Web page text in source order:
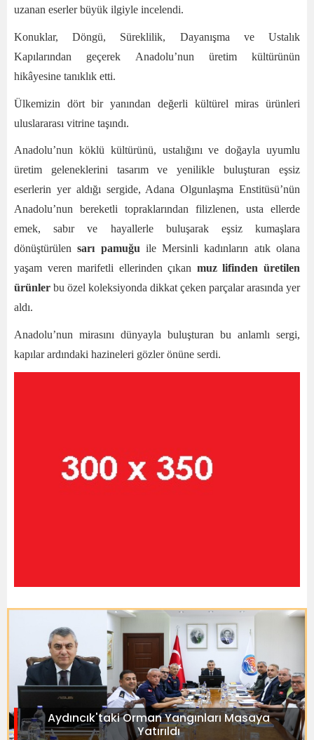
uzanan eserler büyük ilgiyle incelendi.
Konuklar, Döngü, Süreklilik, Dayanışma ve Ustalık
Kapılarından geçerek Anadolu’nun üretim kültürünün
hikâyesine tanıklık etti.
Ülkemizin dört bir yanından değerli kültürel miras ürünleri
uluslararası vitrine taşındı.
Anadolu’nun köklü kültürünü, ustalığını ve doğayla uyumlu
üretim geleneklerini tasarım ve yenilikle buluşturan eşsiz
eserlerin yer aldığı sergide, Adana Olgunlaşma Enstitüsü’nün
Anadolu’nun bereketli topraklarından filizlenen, usta ellerde
emek, sabır ve hayallerle buluşarak eşsiz kumaşlara
dönüştürülensarı pamuğuile Mersinli kadınların atık olana
yaşam veren marifetli ellerinden çıkan muz lifinden üretilen
ürünler bu özel koleksiyonda dikkat çeken parçalar arasında yer
aldı.
Anadolu’nun mirasını dünyayla buluşturan bu anlamlı sergi,
kapılar ardındaki hazineleri gözler önüne serdi.
Aydıncık'taki Orman Yangınları Masaya
Yatırıldı